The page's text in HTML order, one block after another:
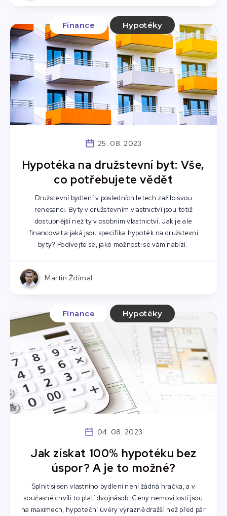
Finance Hypotéky
25. 08. 2023
Hypotéka na družstevní byt: Vše,
co potřebujete vědět
Družstevní bydlení v posledních letech zažilo svou
renesanci. Byty v družstevním vlastnictví jsou totiž
dostupnější než ty v osobním vlastnictví. Jak je ale
financovat a jaká jsou specifika hypoték na družstevní
byty? Podívejte se, jaké možnosti se vám nabízí.
Martin Ždímal
Finance Hypotéky
04. 08. 2023
Jak získat 100% hypotéku bez
úspor? A je to možné?
Splnit si sen vlastního bydlení není žádná hračka, a v
současné chvíli to platí dvojnásob. Ceny nemovitostí jsou
na maximech, hypoteční úvěry výrazně dražší než před pár